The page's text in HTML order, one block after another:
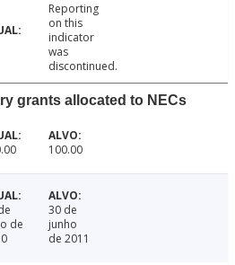
Reporting
on this
indicator
was
discontinued.
grants allocated to NECs
100.00
de
30 de
junho
de 2011